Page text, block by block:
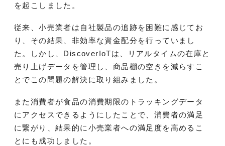
を起こしました。
従来、小売業者は自社製品の追跡を困難に感じてお
り、その結果、非効率な資金配分を行っていまし
た。しかし、DiscoverIoTは、リアルタイムの在庫と
売り上げデータを管理し、商品棚の空きを減らすこ
とでこの問題の解決に取り組みました。
また消費者が食品の消費期限のトラッキングデータ
にアクセスできるようにしたことで、消費者の満足
に繋がり、結果的に小売業者への満足度を高めるこ
とにも成功しました。